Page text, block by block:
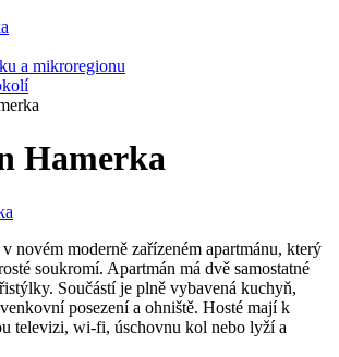
a mikroregionu
Hamerka
novém moderně zařízeném apartmánu, který
soukromí. Apartmán má dvě samostatné
Součástí je plně vybavená kuchyň,
posezení a ohniště. Hosté mají k
televizi, wi-fi, úschovnu kol nebo lyží a